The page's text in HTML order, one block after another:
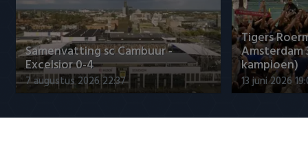
Samenvatting sc Cambuur -
Excelsior 0-4
7 augustus 2026 22:37
Tigers
Amsterdam
kampioen)
13 juni 2026
Jupiler League